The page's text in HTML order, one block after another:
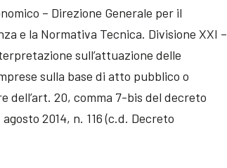
– Direzione Generale per il
e la Normativa Tecnica. Divisione XXI –
sull’attuazione delle
sulla base di atto pubblico o
dell’art. 20, comma 7-bis del decreto
2014, n. 116 (c.d. Decreto